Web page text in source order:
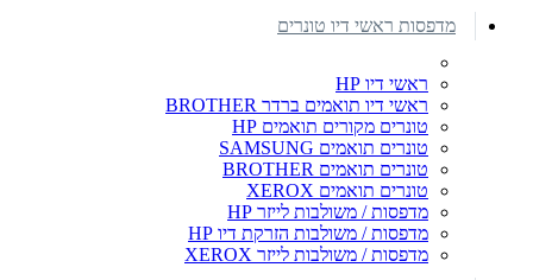
מדפסות ראשי דיו טונרים
ראשי דיו HP
ראשי דיו תואמים ברדר BROTHER
טונרים מקורים תואמים HP
טונרים תואמים SAMSUNG
טונרים תואמים BROTHER
טונרים תואמים XEROX
מדפסות / משולבות לייזר HP
מדפסות / משולבות הזרקת דיו HP
מדפסות / משולבות לייזר XEROX